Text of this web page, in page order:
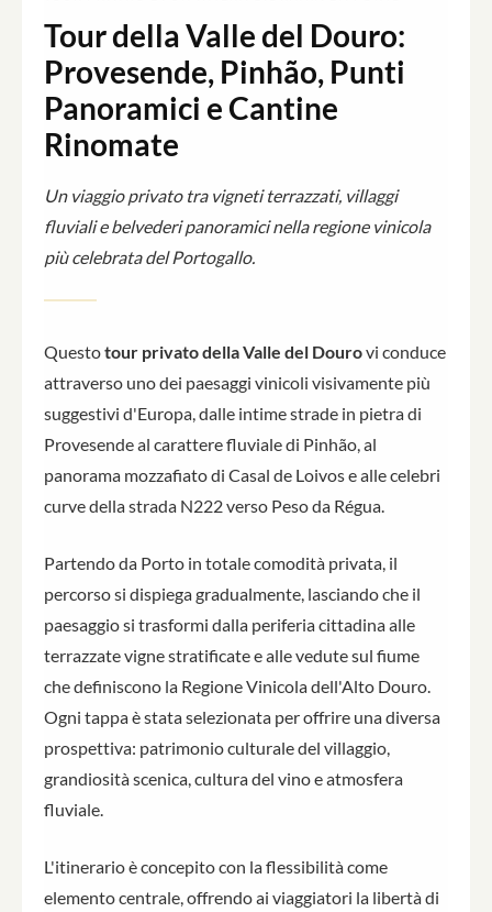
Tour della Valle del Douro:
Provesende, Pinhão, Punti
Panoramici e Cantine
Rinomate
Un viaggio privato tra vigneti terrazzati, villaggi
fluviali e belvederi panoramici nella regione vinicola
più celebrata del Portogallo.
Questotour privato della Valle del Dourovi conduce
attraverso uno dei paesaggi vinicoli visivamente più
suggestivi d'Europa, dalle intime strade in pietra di
Provesende al carattere fluviale di Pinhão, al
panorama mozzafiato di Casal de Loivos e alle celebri
curve della strada N222 verso Peso da Régua.
Partendo da Porto in totale comodità privata, il
percorso si dispiega gradualmente, lasciando che il
paesaggio si trasformi dalla periferia cittadina alle
terrazzate vigne stratificate e alle vedute sul fiume
che definiscono la Regione Vinicola dell'Alto Douro.
Ogni tappa è stata selezionata per offrire una diversa
prospettiva: patrimonio culturale del villaggio,
grandiosità scenica, cultura del vino e atmosfera
fluviale.
L'itinerario è concepito con la flessibilità come
elemento centrale, offrendo ai viaggiatori la libertà di